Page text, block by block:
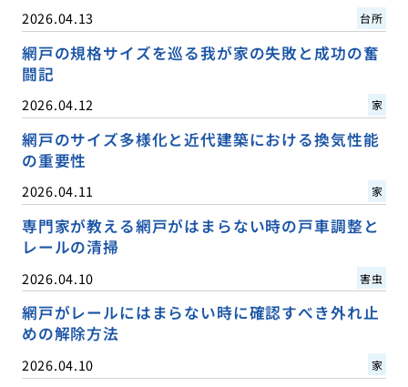
2026.04.13 台所
網戸の規格サイズを巡る我が家の失敗と成功の奮
闘記
2026.04.12 家
網戸のサイズ多様化と近代建築における換気性能
の重要性
2026.04.11 家
専門家が教える網戸がはまらない時の戸車調整と
レールの清掃
2026.04.10 害虫
網戸がレールにはまらない時に確認すべき外れ止
めの解除方法
2026.04.10 家